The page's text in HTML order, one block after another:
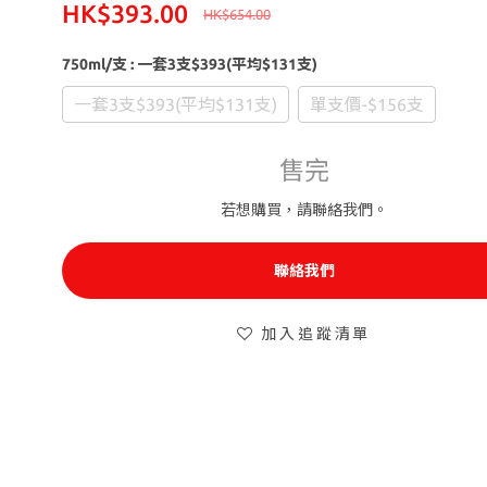
HK$654.00
HK$393.00
750ml/支 : 一套3支$393(平均$131支)
一套3支$393(平均$131支) 單支價-$156支
售完
若想購買，請聯絡我們。
聯絡我們
加入追蹤清單